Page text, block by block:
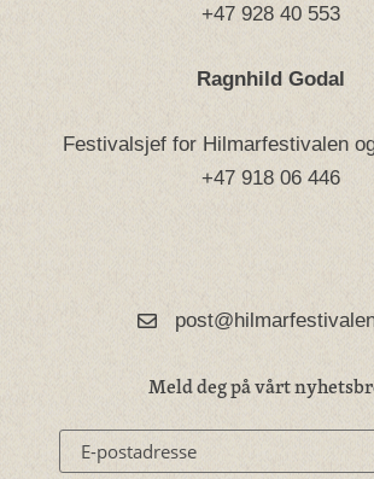
+47 928 40 553
Ragnhild Godal
Festivalsjef for Hilmarfestivalen
+47 918 06 446
Meld deg på vårt